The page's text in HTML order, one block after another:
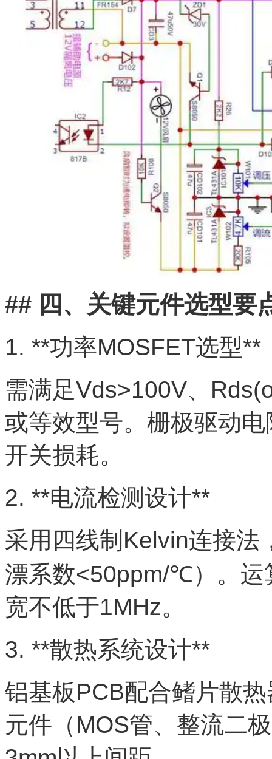
## 四、关键元件选型要
1. **功率MOSFET选型**
需满足Vds>100V、
或等效型号。栅极驱动
开关损耗。
2. **电流检测设计**
采用四线制Kelvin连接法
漂系数<50ppm/℃）。运
宽不低于1MHz。
3. **散热系统设计**
铝基板PCB配合鳍片散
元件（MOS管、整流二